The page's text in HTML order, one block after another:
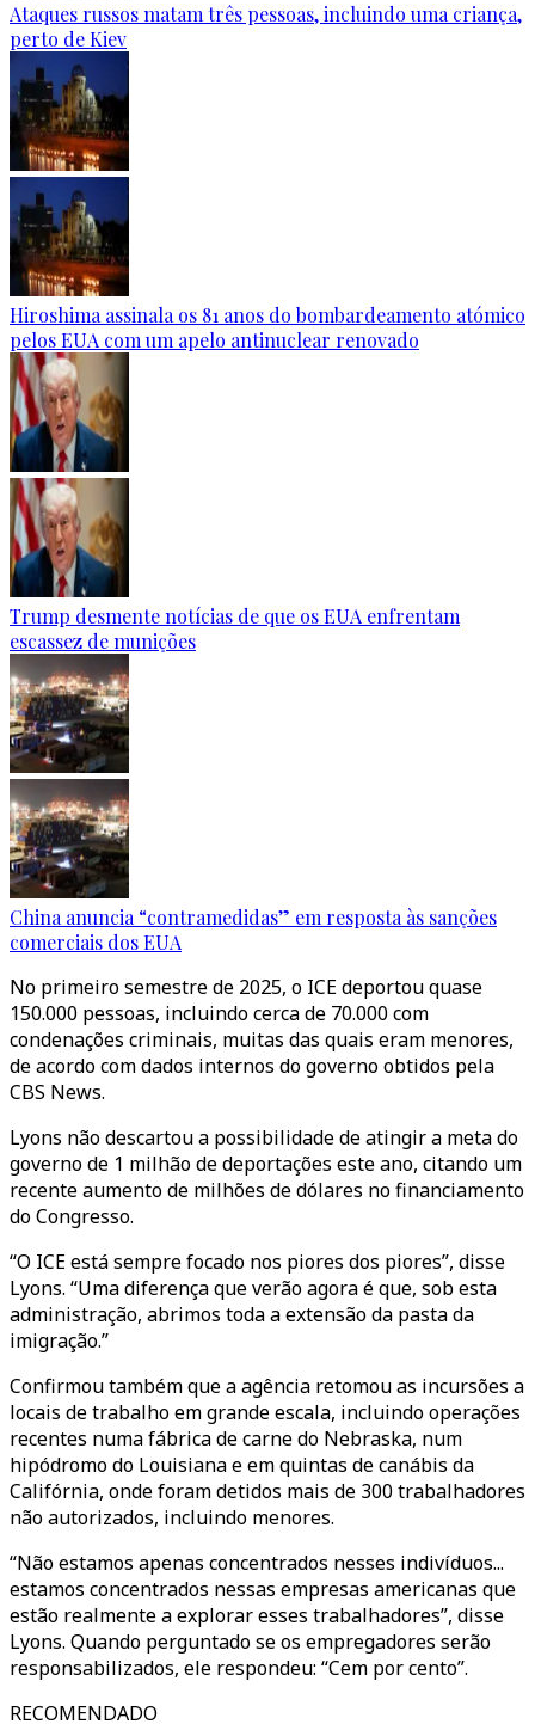
Ataques russos matam três pessoas, incluindo uma criança,
perto de Kiev
Hiroshima assinala os 81 anos do bombardeamento atómico
pelos EUA com um apelo antinuclear renovado
Trump desmente notícias de que os EUA enfrentam
escassez de munições
China anuncia “contramedidas” em resposta às sanções
comerciais dos EUA
No primeiro semestre de 2025, o ICE deportou quase
150.000 pessoas, incluindo cerca de 70.000 com
condenações criminais, muitas das quais eram menores,
de acordo com dados internos do governo obtidos pela
CBS News.
Lyons não descartou a possibilidade de atingir a meta do
governo de 1 milhão de deportações este ano, citando um
recente aumento de milhões de dólares no financiamento
do Congresso.
“O ICE está sempre focado nos piores dos piores”, disse
Lyons. “Uma diferença que verão agora é que, sob esta
administração, abrimos toda a extensão da pasta da
imigração.”
Confirmou também que a agência retomou as incursões a
locais de trabalho em grande escala, incluindo operações
recentes numa fábrica de carne do Nebraska, num
hipódromo do Louisiana e em quintas de canábis da
Califórnia, onde foram detidos mais de 300 trabalhadores
não autorizados, incluindo menores.
“Não estamos apenas concentrados nesses indivíduos...
estamos concentrados nessas empresas americanas que
estão realmente a explorar esses trabalhadores”, disse
Lyons. Quando perguntado se os empregadores serão
responsabilizados, ele respondeu: “Cem por cento”.
RECOMENDADO